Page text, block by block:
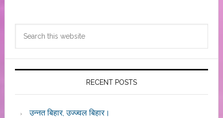
Primary
Sidebar
RECENT POSTS
उन्नत बिहार, उज्ज्वल बिहार।